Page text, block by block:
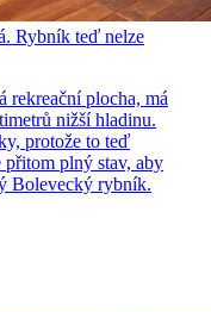
Rybník teď nelze
rekreační plocha, má
nižší hladinu.
protože to teď
plný stav, aby
Bolevecký rybník.